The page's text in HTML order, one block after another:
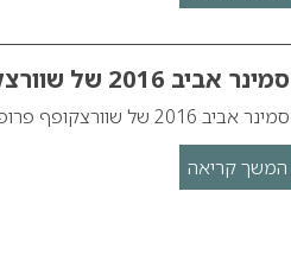
סמינר אביב 2016 של שוורצקופף פרופשיונל בברצלונה
סמינר אביב 2016 של שוורצקופף פרופשיונל בברצלונה
המשך קריאה